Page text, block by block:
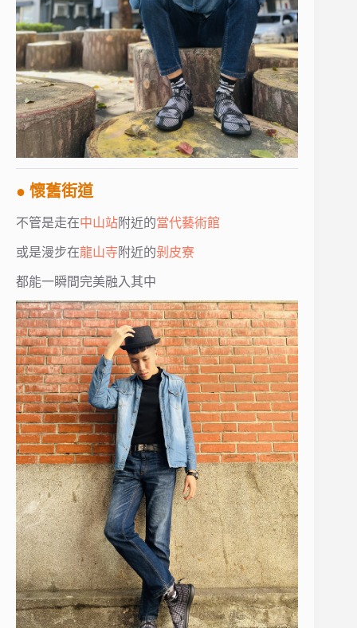
● 懷舊街道
不管是走在中山站附近的當代藝術館
或是漫步在龍山寺附近的剝皮寮
都能一瞬間完美融入其中